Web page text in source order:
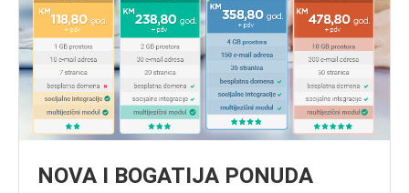
NOVA I BOGATIJA PONUDA